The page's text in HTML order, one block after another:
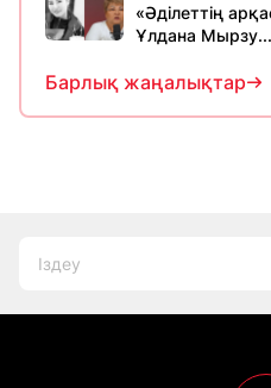
«Әділеттің
Ұлдана Мырзу...
Барлық жаңалықтар